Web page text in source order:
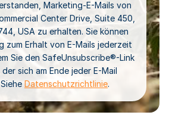
Marketing-E-Mails von
Center Drive, Suite 450,
USA zu erhalten. Sie können
zum Erhalt von E-Mails jederzeit
Sie den SafeUnsubscribe®-Link
sich am Ende jeder E-Mail
Datenschutzrichtlinie.